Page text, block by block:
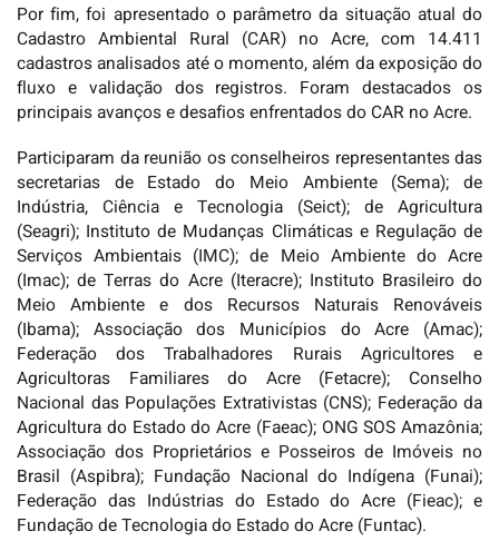
Por fim, foi apresentado o parâmetro da situação atual do
Cadastro Ambiental Rural (CAR) no Acre, com 14.411
cadastros analisados até o momento, além da exposição do
fluxo e validação dos registros. Foram destacados os
principais avanços e desafios enfrentados do CAR no Acre.
Participaram da reunião os conselheiros representantes das
secretarias de Estado do Meio Ambiente (Sema); de
Indústria, Ciência e Tecnologia (Seict); de Agricultura
(Seagri); Instituto de Mudanças Climáticas e Regulação de
Serviços Ambientais (IMC); de Meio Ambiente do Acre
(Imac); de Terras do Acre (Iteracre); Instituto Brasileiro do
Meio Ambiente e dos Recursos Naturais Renováveis
(Ibama); Associação dos Municípios do Acre (Amac);
Federação dos Trabalhadores Rurais Agricultores e
Agricultoras Familiares do Acre (Fetacre); Conselho
Nacional das Populações Extrativistas (CNS); Federação da
Agricultura do Estado do Acre (Faeac); ONG SOS Amazônia;
Associação dos Proprietários e Posseiros de Imóveis no
Brasil (Aspibra); Fundação Nacional do Indígena (Funai);
Federação das Indústrias do Estado do Acre (Fieac); e
Fundação de Tecnologia do Estado do Acre (Funtac).